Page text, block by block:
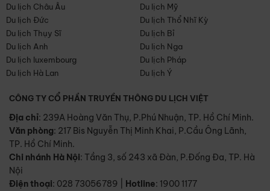
Du lịch Châu Âu
Du lịch Mỹ
Du lịch Đức
Du lịch Thổ Nhĩ Kỳ
Du lịch Thụy Sĩ
Du lịch Bỉ
Du lịch Anh
Du lịch Nga
Du lịch luxembourg
Du lịch Pháp
Du lịch Hà Lan
Du lịch Ý
CÔNG TY CỔ PHẦN TRUYỀN THÔNG DU LỊCH VIỆT
Địa chỉ: 239A Hoàng Văn Thụ, P.Phú Nhuận, TP. Hồ Chí Minh.
Văn phòng: 217 Bis Nguyễn Thị Minh Khai, P.Cầu Ông Lãnh,
TP. Hồ Chí Minh.
Chi nhánh Hà Nội: Tầng 3, số 243 xã Đàn, P.Đống Đa, TP. Hà
Nội
Điện thoại: 028 73056789 Hotline: 1900 1177